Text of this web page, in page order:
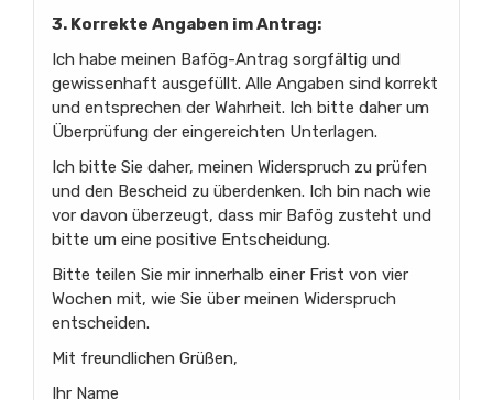
3. Korrekte Angaben im Antrag:
Ich habe meinen Bafög-Antrag sorgfältig und
gewissenhaft ausgefüllt. Alle Angaben sind korrekt
und entsprechen der Wahrheit. Ich bitte daher um
Überprüfung der eingereichten Unterlagen.
Ich bitte Sie daher, meinen Widerspruch zu prüfen
und den Bescheid zu überdenken. Ich bin nach wie
vor davon überzeugt, dass mir Bafög zusteht und
bitte um eine positive Entscheidung.
Bitte teilen Sie mir innerhalb einer Frist von vier
Wochen mit, wie Sie über meinen Widerspruch
entscheiden.
Mit freundlichen Grüßen,
Ihr Name